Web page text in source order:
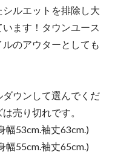
ルエットを排除し大
ます！タウンユース
のアウターとしても
ウンして選んでくだ
売り切れです。
幅53cm.袖丈63cm.)
幅55cm.袖丈65cm.)